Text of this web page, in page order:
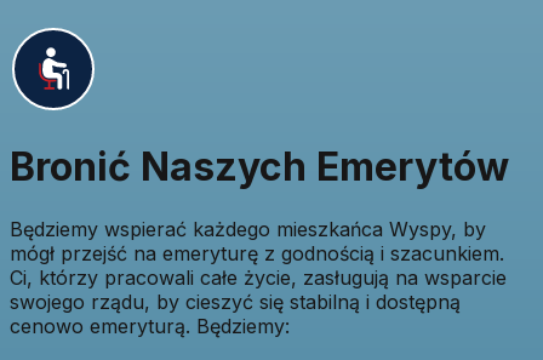
Bronić Naszych Emerytów
Będziemy wspierać każdego mieszkańca Wyspy, by
mógł przejść na emeryturę z godnością i szacunkiem.
Ci, którzy pracowali całe życie, zasługują na wsparcie
swojego rządu, by cieszyć się stabilną i dostępną
cenowo emeryturą. Będziemy: